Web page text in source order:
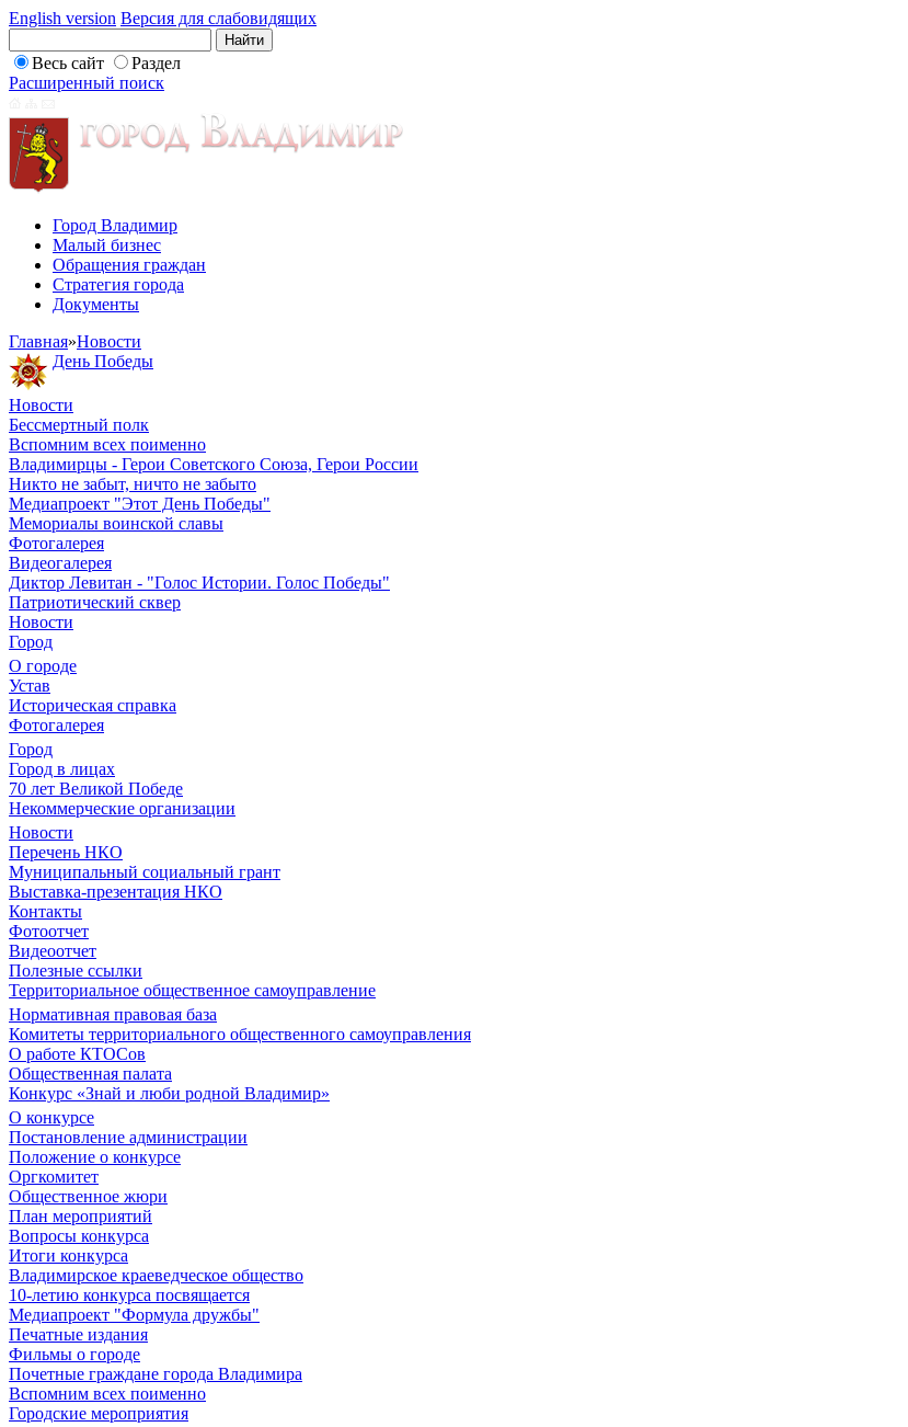
English version Версия для слабовидящих
Весь сайт
Раздел
Расширенный поиск
Город Владимир
Малый бизнес
Обращения граждан
Стратегия города
Документы
Главная»Новости
День Победы
Новости
Бессмертный полк
Вспомним всех поименно
Владимирцы - Герои Советского Союза, Герои России
Никто не забыт, ничто не забыто
Медиапроект "Этот День Победы"
Мемориалы воинской славы
Фотогалерея
Видеогалерея
Диктор Левитан - "Голос Истории. Голос Победы"
Патриотический сквер
Новости
Город
О городе
Устав
Историческая справка
Фотогалерея
Город
Город в лицах
70 лет Великой Победе
Некоммерческие организации
Новости
Перечень НКО
Муниципальный социальный грант
Выставка-презентация НКО
Контакты
Фотоотчет
Видеоотчет
Полезные ссылки
Территориальное общественное самоуправление
Нормативная правовая база
Комитеты территориального общественного самоуправления
О работе КТОСов
Общественная палата
Конкурс «Знай и люби родной Владимир»
О конкурсе
Постановление администрации
Положение о конкурсе
Оргкомитет
Общественное жюри
План мероприятий
Вопросы конкурса
Итоги конкурса
Владимирское краеведческое общество
10-летию конкурса посвящается
Медиапроект "Формула дружбы"
Печатные издания
Фильмы о городе
Почетные граждане города Владимира
Вспомним всех поименно
Городские мероприятия